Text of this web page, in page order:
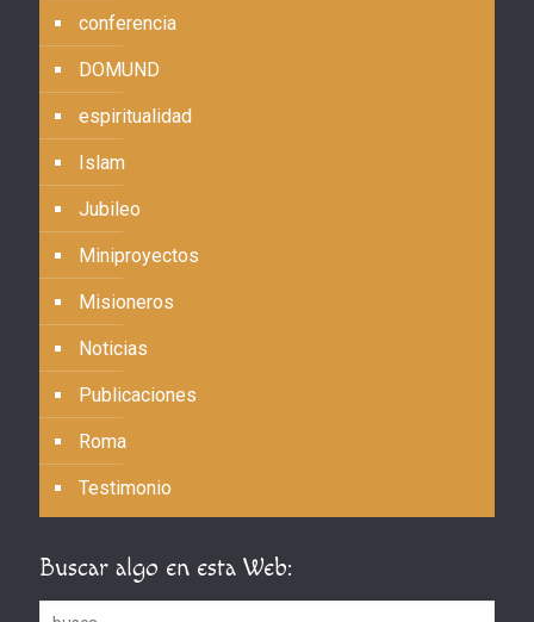
conferencia
DOMUND
espiritualidad
Islam
Jubileo
Miniproyectos
Misioneros
Noticias
Publicaciones
Roma
Testimonio
Buscar algo en esta Web: